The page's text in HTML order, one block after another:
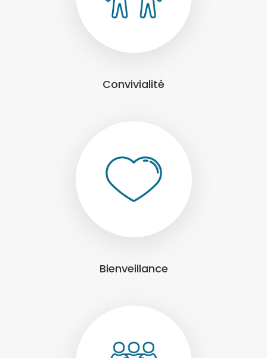
Convivialité
Bienveillance